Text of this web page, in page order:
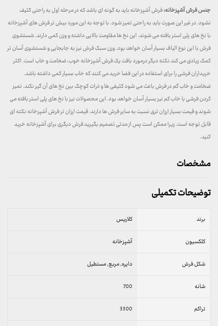
جنس فرش آشپزخانه:فرش آشپزخانه باید به گونه ای باشد که در مرحله اول به راحتی کثیف
نشود. در غیر این صورت باید به راحتی تمیز شود. با توجه به این مورد بیش تر فرش های آشپزخانه
با نخ های پلی استر بافته می شوند. این نخ ها مقاومت بالایی داشته و وزن کمی دارند. شستشوی
فرش با این نوع الیاف بسیار آسان خواهد بود. وزن سبک فرش نیز به جابجایی و شستشوی آسان تر
کمک زیادی می کند.نکته دیگر درمورد بافت یک فرش آشپزخانه خوب، ضخامت و خاب است. اکثر
خریداران فرشی را برای استفاده در این فضا خرید می کنند که خاب بسیار کمی داشته باشد.
ضخامت و خاب گم در فرش باعث می شود کثیفی ها و ذرات کوچک بین نخ های آن گیر نکند. تمیز
کردن فرشی با خاب کم نیز بسیار آسان خواهد بود. این محصولات نیز با نخ های پلی استر بافته می
شوند و قیمت بسیار ارزان تری نسبت به سایر فرش ها دارند. قیمت ارزان تر فرش آشپزخانه نکته ای
قابل توجه است. زیرا ممکن است پس از مدتی تصمیم بگیرید فرش دیگری برای آشپزخانه خرید
کنید.
مشخصات
توضیحات تکمیلی
برند کلاریس
کلکسیون آشپزخانه
شکل فرش دایره, مربع, مستطیل
شانه 700
تراکم 3300